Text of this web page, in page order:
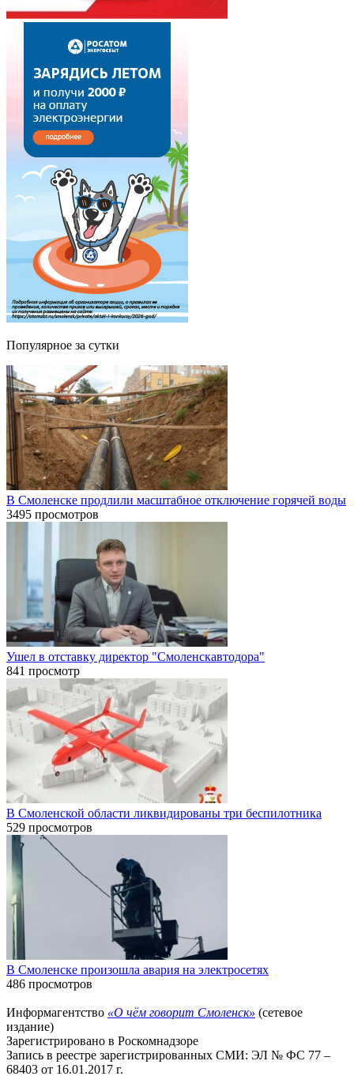
Популярное за сутки
В Смоленске продлили масштабное отключение горячей воды
3495 просмотров
Ушел в отставку директор "Смоленскавтодора"
841 просмотр
В Смоленской области ликвидированы три беспилотника
529 просмотров
В Смоленске произошла авария на электросетях
486 просмотров
Информагентство «О чём говорит Смоленск» (сетевое
издание)
Зарегистрировано в Роскомнадзоре
Запись в реестре зарегистрированных СМИ: ЭЛ № ФС 77 –
68403 от 16.01.2017 г.